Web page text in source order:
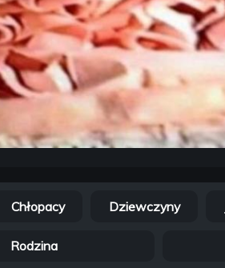
Chłopacy Dziewczyny
Rodzina